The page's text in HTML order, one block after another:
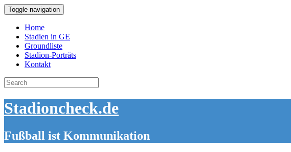
Toggle navigation
Home
Stadien in GE
Groundliste
Stadion-Porträts
Kontakt
Search
for:
Stadioncheck.de
Fußball ist Kommunikation